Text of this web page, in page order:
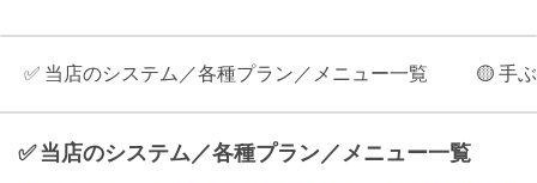
✅ 当店のシステム／各種プラン／メニュー一覧 🟡 手
✅ 当店のシステム／各種プラン／メニュー一覧